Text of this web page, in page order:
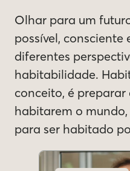
Olhar para um
possível, consciente
diferentes
habitabilidade.
conceito, é preparar
habitarem o
para ser habitado